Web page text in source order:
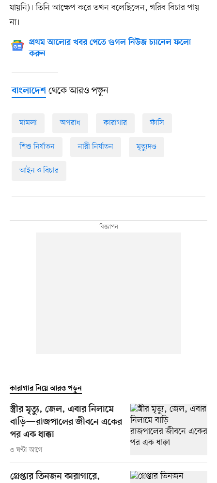
যায়নি)। তিনি আক্ষেপ করে তখন বলেছিলেন, গরিব বিচার পায়
না।
প্রথম আলোর খবর পেতে গুগল নিউজ চ্যানেল ফলো
করুন
বাংলাদেশথেকে আরও পড়ুন
মামলা অপরাধ কারাগার ফাঁসি
শিশু নির্যাতন নারী নির্যাতন মৃত্যুদণ্ড
আইন ও বিচার
কারাগার নিয়ে আরও পড়ুন
স্ত্রীর মৃত্যু, জেল, এবার নিলামে
বাড়ি—রাজপালের জীবনে একের
পর এক ধাক্কা
৩ ঘণ্টা আগে
গ্রেপ্তার তিনজন কারাগারে,